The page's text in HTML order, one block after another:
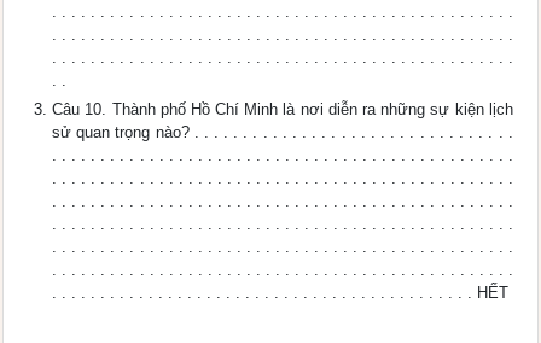
. . . . . . . . . . . . . . . . . . . . . . . . . . . . . . . . . . . . . . . . . . . . . . . .
. . . . . . . . . . . . . . . . . . . . . . . . . . . . . . . . . . . . . . . . . . . . . . . .
. . . . . . . . . . . . . . . . . . . . . . . . . . . . . . . . . . . . . . . . . . . . . . . .
. .
Câu 10. Thành phố Hồ Chí Minh là nơi diễn ra những sự kiện lịch
sử quan trọng nào? . . . . . . . . . . . . . . . . . . . . . . . . . . . . . . . . .
. . . . . . . . . . . . . . . . . . . . . . . . . . . . . . . . . . . . . . . . . . . . . . . .
. . . . . . . . . . . . . . . . . . . . . . . . . . . . . . . . . . . . . . . . . . . . . . . .
. . . . . . . . . . . . . . . . . . . . . . . . . . . . . . . . . . . . . . . . . . . . . . . .
. . . . . . . . . . . . . . . . . . . . . . . . . . . . . . . . . . . . . . . . . . . . . . . .
. . . . . . . . . . . . . . . . . . . . . . . . . . . . . . . . . . . . . . . . . . . . . . . .
. . . . . . . . . . . . . . . . . . . . . . . . . . . . . . . . . . . . . . . . . . . . . . . .
. . . . . . . . . . . . . . . . . . . . . . . . . . . . . . . . . . . . . . . . . . . . HẾT